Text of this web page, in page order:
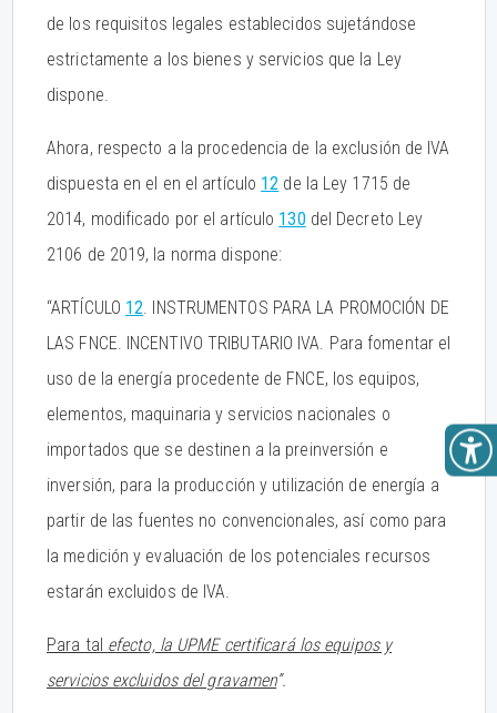
de los requisitos legales establecidos sujetándose
estrictamente a los bienes y servicios que la Ley
dispone.
Ahora, respecto a la procedencia de la exclusión de IVA
dispuesta en el en el artículo 12 de la Ley 1715 de
2014, modificado por el artículo 130 del Decreto Ley
2106 de 2019, la norma dispone:
“ARTÍCULO 12. INSTRUMENTOS PARA LA PROMOCIÓN DE
LAS FNCE. INCENTIVO TRIBUTARIO IVA. Para fomentar el
uso de la energía procedente de FNCE, los equipos,
elementos, maquinaria y servicios nacionales o
importados que se destinen a la preinversión e
inversión, para la producción y utilización de energía a
partir de las fuentes no convencionales, así como para
la medición y evaluación de los potenciales recursos
estarán excluidos de IVA.
Para tal efecto, la UPME certificará los equipos y
servicios excluidos del gravamen”.